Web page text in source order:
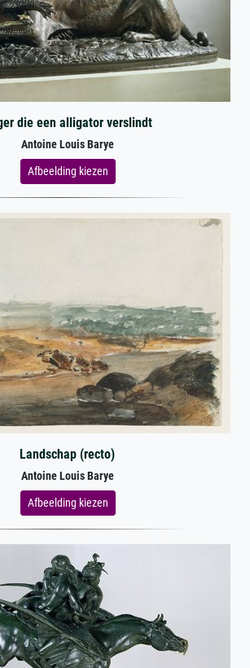
die een alligator verslindt
Antoine Louis Barye
Afbeelding kiezen
Landschap (recto)
Antoine Louis Barye
Afbeelding kiezen